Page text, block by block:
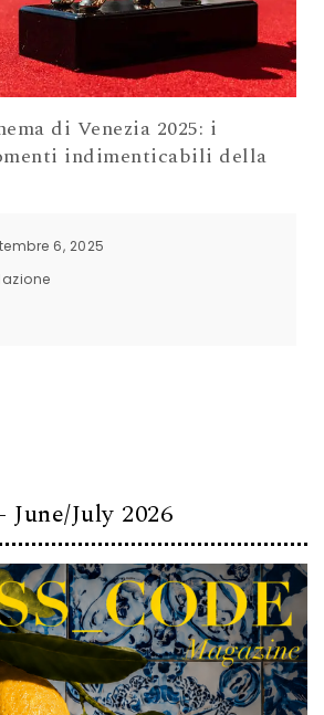
di Venezia 2025: i
indimenticabili della
6, 2025
July 2026